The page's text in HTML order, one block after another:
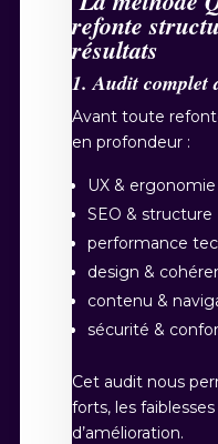
refonte
résultats
1. Audit complet
Avant toute
en profondeur :
UX & ergonomie
SEO & structure
performance
design &
contenu &
sécurité &
Cet audit nous
forts, les
d’amélioration.